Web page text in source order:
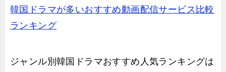
韓国ドラマが多いおすすめ動画配信サービス比較
ランキング
ジャンル別韓国ドラマおすすめ人気ランキングは